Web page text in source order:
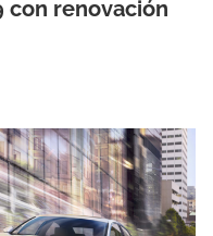
con renovación